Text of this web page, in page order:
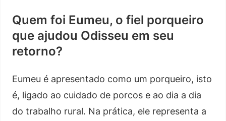
Quem foi Eumeu, o fiel porqueiro
que ajudou Odisseu em seu
retorno?
Eumeu é apresentado como um porqueiro, isto
é, ligado ao cuidado de porcos e ao dia a dia
do trabalho rural. Na prática, ele representa a